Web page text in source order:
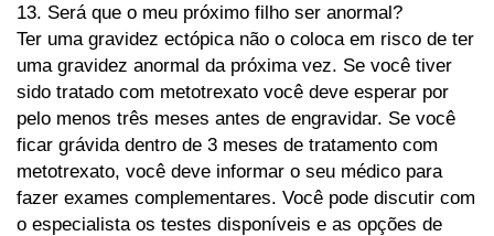
13. Será que o meu próximo filho ser anormal?
Ter uma gravidez ectópica não o coloca em risco de ter
uma gravidez anormal da próxima vez. Se você tiver
sido tratado com metotrexato você deve esperar por
pelo menos três meses antes de engravidar. Se você
ficar grávida dentro de 3 meses de tratamento com
metotrexato, você deve informar o seu médico para
fazer exames complementares. Você pode discutir com
o especialista os testes disponíveis e as opções de